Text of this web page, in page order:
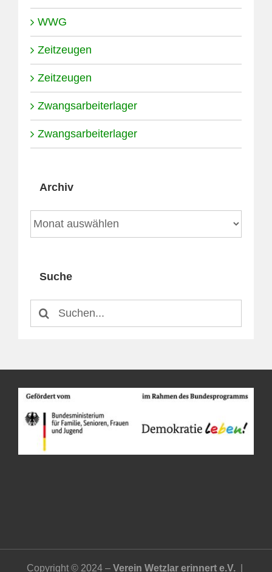
WWG
Zeitzeugen
Zeitzeugen
Zwangsarbeiterlager
Zwangsarbeiterlager
Archiv
Archiv
Suche
Suche
nach:
Copyright © 2024 – Verein Wetzlar erinnert e.V.